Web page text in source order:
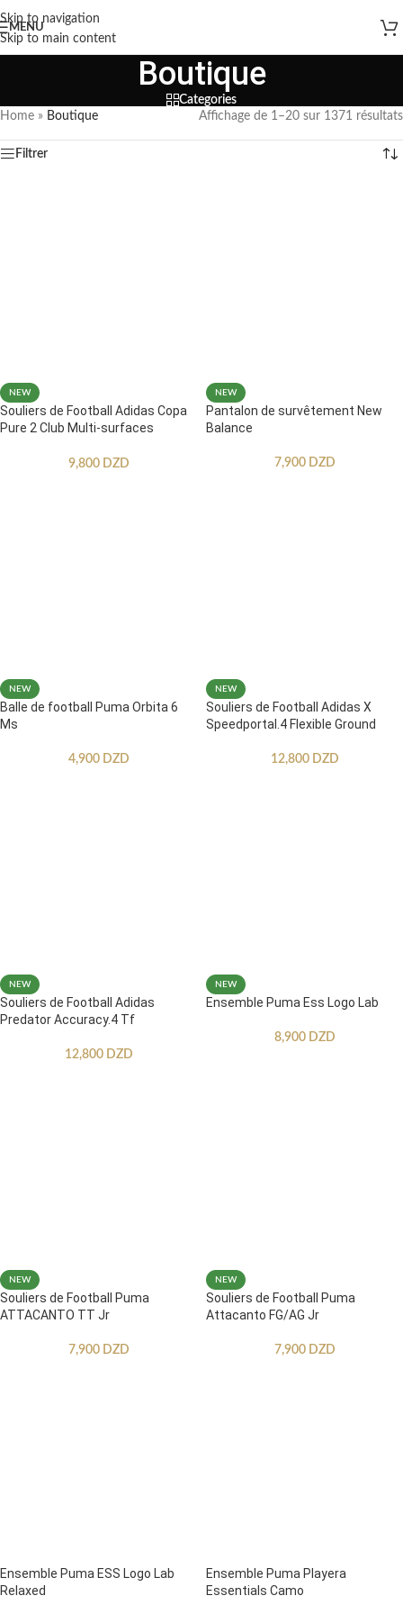
Skip to navigation
Skip to main content
MENU
Boutique
Categories
Home » Boutique Affichage de 1–20 sur 1371 résultats
Filtrer
NEW
Souliers de Football Adidas Copa
Pure 2 Club Multi-surfaces
9,800 DZD
NEW
Pantalon de survêtement New
Balance
7,900 DZD
NEW
Balle de football Puma Orbita 6
Ms
4,900 DZD
NEW
Souliers de Football Adidas X
Speedportal.4 Flexible Ground
12,800 DZD
NEW
Souliers de Football Adidas
Predator Accuracy.4 Tf
12,800 DZD
NEW
Ensemble Puma Ess Logo Lab
8,900 DZD
NEW
Souliers de Football Puma
ATTACANTO TT Jr
7,900 DZD
NEW
Souliers de Football Puma
Attacanto FG/AG Jr
7,900 DZD
Ensemble Puma ESS Logo Lab
Relaxed
Ensemble Puma Playera
Essentials Camo